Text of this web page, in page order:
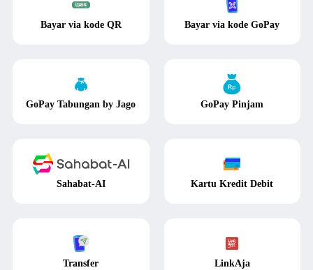
Bayar via kode QR Bayar via kode GoPay
GoPay Tabungan by Jago GoPay Pinjam
Sahabat-AI Kartu Kredit Debit
Transfer LinkAja